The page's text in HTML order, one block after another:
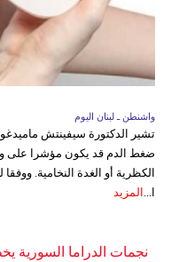
واشنطن ـ لبنان اليوم
تشير الدكتورة سيفينتش
ضغط الدم قد يكون مؤشرا على
الكظرية أو الغدة النخامية.
ا...
المزيد
نجمات الدراما السورية